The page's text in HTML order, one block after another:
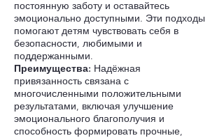
постоянную заботу и оставайтесь
эмоционально доступными. Эти подходы
помогают детям чувствовать себя в
безопасности, любимыми и
поддержанными.
Преимущества: Надёжная
привязанность связана с
многочисленными положительными
результатами, включая улучшение
эмоционального благополучия и
способность формировать прочные,